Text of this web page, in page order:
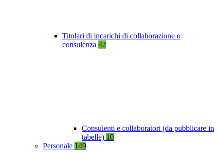
Titolari di incarichi di collaborazione o
consulenza 42
Consulenti e collaboratori (da pubblicare in
tabelle) 10
Personale 149